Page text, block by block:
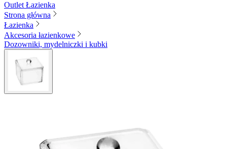
Outlet Łazienka
Strona główna
Łazienka
Akcesoria łazienkowe
Dozowniki, mydelniczki i kubki